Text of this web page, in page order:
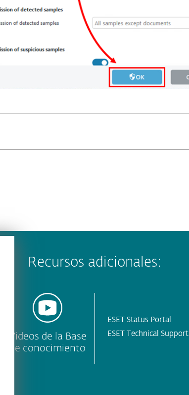
Recursos adicionales:
Videos de la Base
de conocimiento
ESET Status Portal
ESET Technical Support